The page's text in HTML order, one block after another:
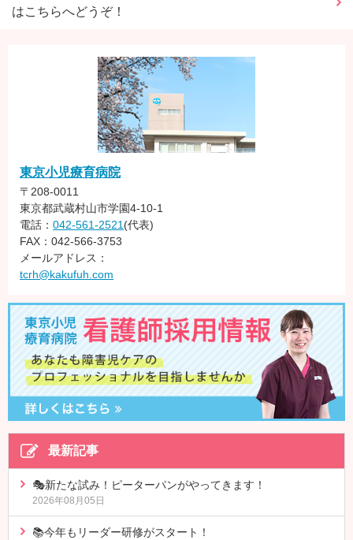
はこちらへどうぞ！
東京小児療育病院
〒208-0011
東京都武蔵村山市学園4-10-1
電話： 042-561-2521 (代表)
FAX：042-566-3753
メールアドレス：
tcrh@kakufuh.com
最新記事
🎭新たな試み！ピーターパンがやってきます！
2026年08月05日
📚今年もリーダー研修がスタート！